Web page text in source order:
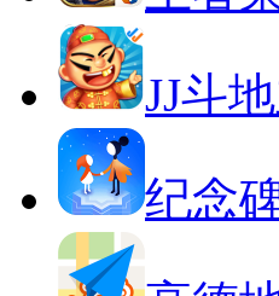
JJ斗
纪念